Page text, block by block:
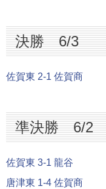
組合せ
決勝 6/3
佐賀東 2-1 佐賀商
準決勝 6/2
佐賀東 3-1 龍谷
唐津東 1-4 佐賀商